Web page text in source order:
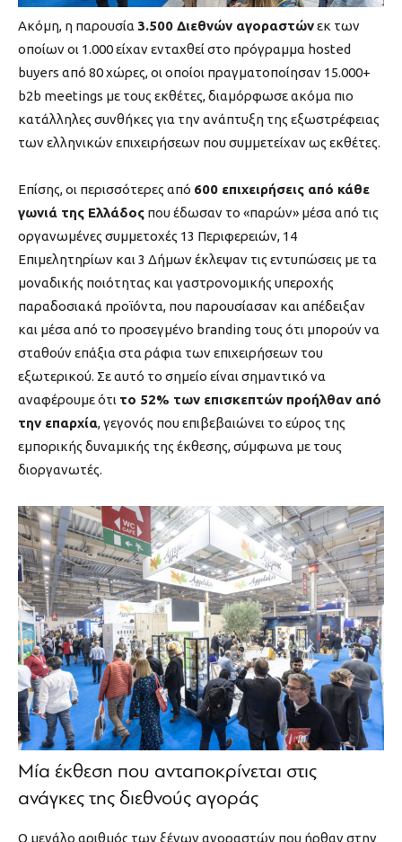
Ακόμη, η παρουσία 3.500 Διεθνών αγοραστώνεκ των
οποίων οι 1.000 είχαν ενταχθεί στο πρόγραμμα hosted
buyers από 80 χώρες, οι οποίοι πραγματοποίησαν 15.000+
b2b meetings με τους εκθέτες, διαμόρφωσε ακόμα πιο
κατάλληλες συνθήκες για την ανάπτυξη της εξωστρέφειας
των ελληνικών επιχειρήσεων που συμμετείχαν ως εκθέτες.
Επίσης, οι περισσότερες από 600 επιχειρήσεις από κάθε
γωνιά της Ελλάδος που έδωσαν το «παρών» μέσα από τις
οργανωμένες συμμετοχές 13 Περιφερειών, 14
Επιμελητηρίων και 3 Δήμων έκλεψαν τις εντυπώσεις με τα
μοναδικής ποιότητας και γαστρονομικής υπεροχής
παραδοσιακά προϊόντα, που παρουσίασαν και απέδειξαν
και μέσα από το προσεγμένο branding τους ότι μπορούν να
σταθούν επάξια στα ράφια των επιχειρήσεων του
εξωτερικού. Σε αυτό το σημείο είναι σημαντικό να
αναφέρουμε ότι το 52% των επισκεπτών προήλθαν από
την επαρχία, γεγονός που επιβεβαιώνει το εύρος της
εμπορικής δυναμικής της έκθεσης, σύμφωνα με τους
διοργανωτές.
Μία έκθεση που ανταποκρίνεται στις
ανάγκες της διεθνούς αγοράς
Ο μεγάλο αριθμός των ξένων αγοραστών που ήρθαν στην